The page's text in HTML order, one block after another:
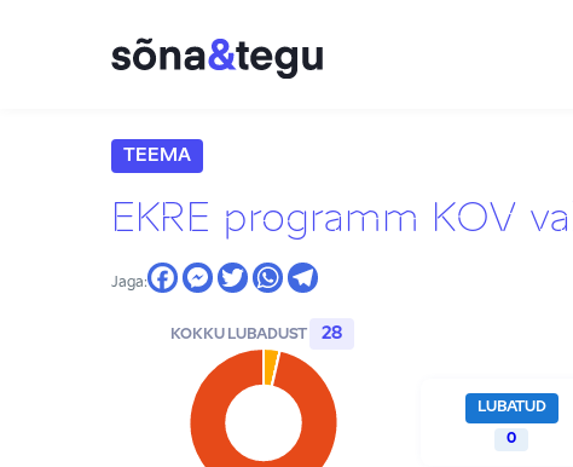
TEEMA
EKRE programm KOV
Jaga:
KOKKU LUBADUST 28
LUBATUD
0